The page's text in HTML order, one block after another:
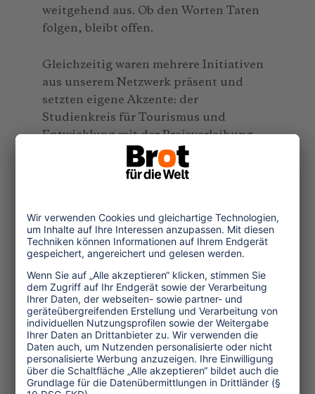
weitgehend aus. Ob den Worten Taten
folgen, bleibt offen.
Gleichzeitig waren mehrere Initiativen
aus unserem Netzwerk präsent und
setzten eigene Akzente: der
Studienkreis für Tourismus und
Entwicklung mit der Preisverleihung
des TO DO Award und TO DO Award
Human Rights, Futouris mit Beiträgen
mit einer Diskussion zum Tourism
Impact Assessment South Africa 2025
auf der Blue Stage – ein schöner
Projektabschluss auch für Tourism
Watch, das am Assessment vor Ort
beteiligt war.
Digitalisierung dominiert die
Messehallen